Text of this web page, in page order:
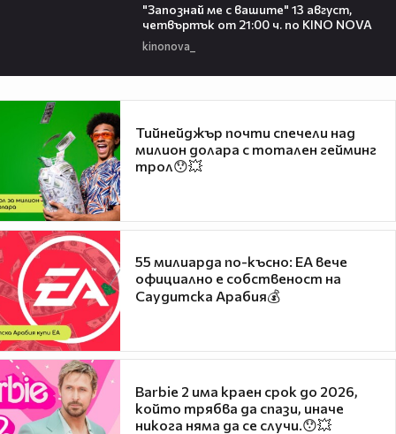
"Запознай ме с вашите" 13 август,
четвъртък от 21:00 ч. по KINO NOVA
kinonova_
Тийнейджър почти спечели над
милион долара с тотален гейминг
трол😯💥
55 милиарда по-късно: EA вече
официално е собственост на
Саудитска Арабия💰
Barbie 2 има краен срок до 2026,
който трябва да спази, иначе
никога няма да се случи.😯💥